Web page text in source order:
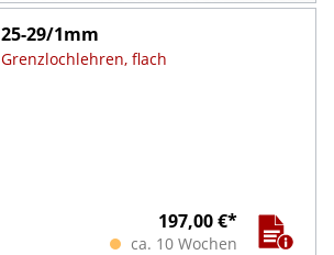
25-29/1mm
Grenzlochlehren, flach
197,00 €*
ca. 10 Wochen